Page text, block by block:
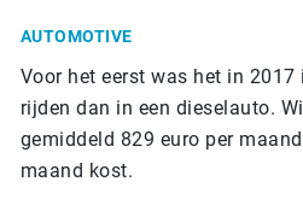
AUTOMOTIVE
Voor het eerst was het in
rijden dan in een dieselauto.
gemiddeld 829 euro per
maand kost.